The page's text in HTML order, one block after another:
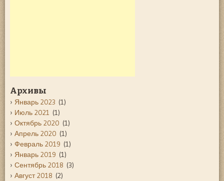
Архивы
Январь 2023 (1)
Июль 2021 (1)
Октябрь 2020 (1)
Апрель 2020 (1)
Февраль 2019 (1)
Январь 2019 (1)
Сентябрь 2018 (3)
Август 2018 (2)